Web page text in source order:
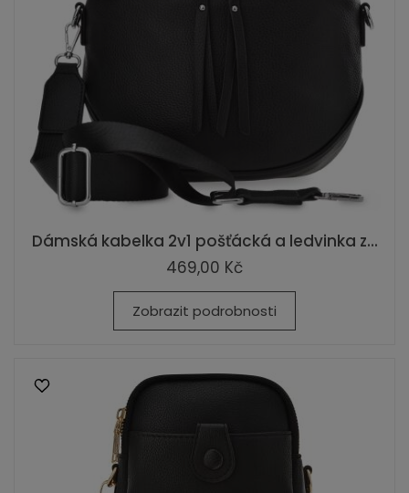
Dámská kabelka 2v1 pošťácká a ledvinka z...
469,00 Kč
Zobrazit podrobnosti